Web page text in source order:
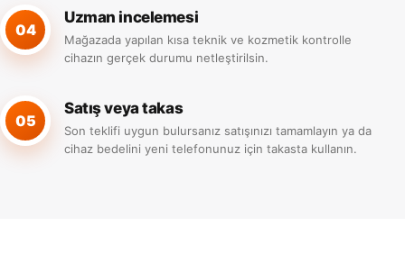
04
Uzman incelemesi
Mağazada yapılan kısa teknik ve kozmetik kontrolle
cihazın gerçek durumu netleştirilsin.
05
Satış veya takas
Son teklifi uygun bulursanız satışınızı tamamlayın ya da
cihaz bedelini yeni telefonunuz için takasta kullanın.